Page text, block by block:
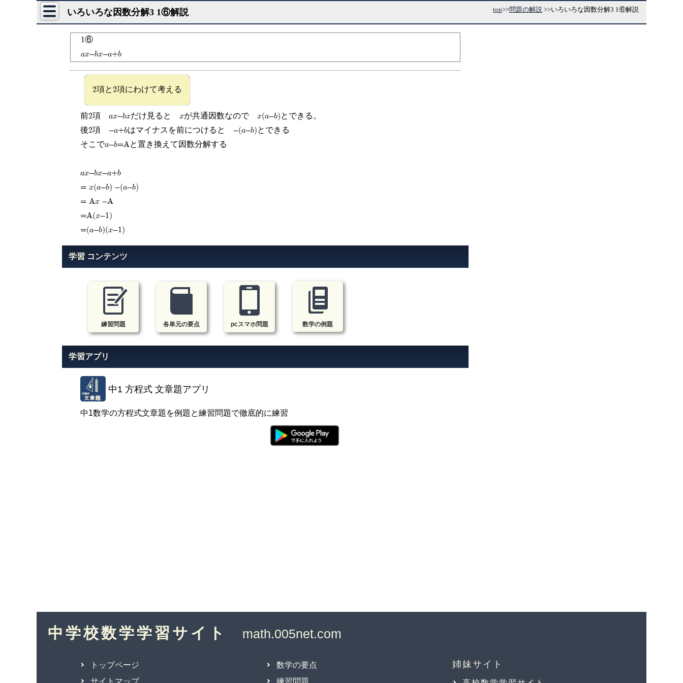
いろいろな因数分解3 1⑥解説 top>>問題の解説 >>いろいろな因数分解3 1⑥解説
1⑥
ax-bx-a+b
2項と2項にわけて考える
前2項 ax-bxだけ見ると xが共通因数なので x(a-b)とできる。
後2項 -a+bはマイナスを前につけると -(a-b)とできる
そこでa-b=Aと置き換えて因数分解する
ax-bx-a+b
= x(a-b) -(a-b)
= Ax -A
=A(x-1)
=(a-b)(x-1)
学習 コンテンツ
練習問題 各単元の要点 pcスマホ問題 数学の例題
学習アプリ
中1 方程式 文章題アプリ
中1数学の方程式文章題を例題と練習問題で徹底的に練習
中学校数学学習サイト
トップページ
サイトマップ
数学の要点
練習問題